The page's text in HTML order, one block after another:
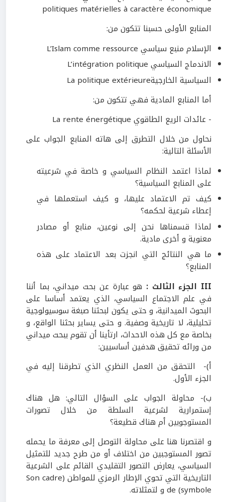
politiques matérielles à caractère économique
المنابع الأولى حسبنا تتكون من:
الإسلام منبع سياسي L’Islam comme ressource
الاندماج السياسي L’intégration politique
السياسية الخارجيةLa politique extérieure
أما المنابع المادية فهي تتكون من:
- عائدات الريع الطاقوي La rente énergétique
نحاول من خلال التطرق إلى هاته المنابع الجواب على
الأسئلة التالية:
لماذا اعتمد النظام السياسي و خاصة في شرعيته
على المنابع السياسية؟
كيف تم الاعتماد عليها، و كيف استعملها في
إعطاء شرعية لحكمه؟
لماذا قسمناها نحن إلى نوعين، منابع أو مصادر
معنوية و أخرى مادية.
ما هي النتائج التي انجزت بعد الاعتماد على هذه
المنابع؟
III الجزء الثالث : هو عبارة عن بحث ميداني، بما أننا
في علم الاجتماع السياسي، الذي يعتمد أساسا على
البحوث الميدانية، و حتى يكون لبحثنا صبغة سوسيولوجية
تحليلية، لا تاريخية وصفية. و حتى يساير بحثنا الواقع، و
بخاصة مع كل هذه الاحداث، ارتأينا أن تقوم ببحث ميداني
من ورائه تحقيق هدفين أساسيين:
أ)- التحقق من العمل النظري الذي تطرقنا إليه في
الجزء الأول.
ب)- محاولة الجواب على السؤال التالي: هل هناك
إستمرارية لشرعية السلطة من خلال تصورات
المستوجوبين أم هناك قطيعة؟
و اقتصرنا هنا على محاولة التوصل إلى معرفة ما يحمله
تصور المستوجبين من اختلاف أو من طرح جديد للتمثيل
السياسي، يعارض التصور التقليدي القائم على الشرعية
التاريخية التي تحوي الإطار الرمزي للمواطن (Son cadre
de (symbole و لتمثلاته.